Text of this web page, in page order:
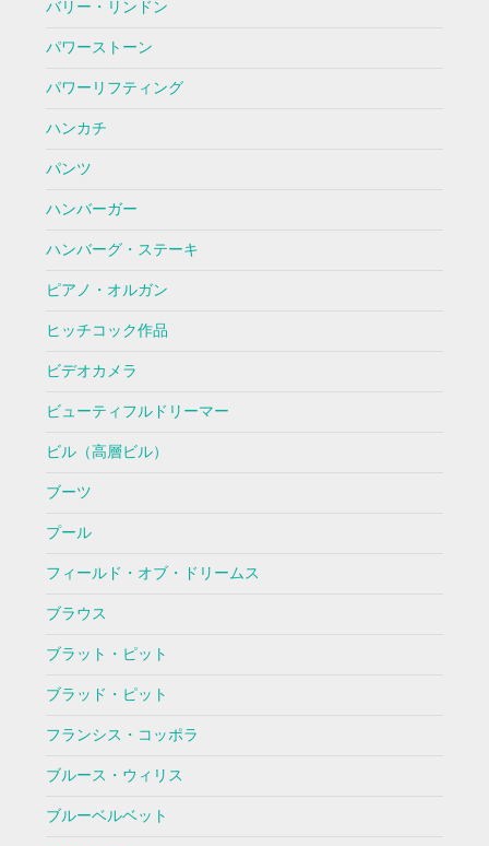
バリー・リンドン
パワーストーン
パワーリフティング
ハンカチ
パンツ
ハンバーガー
ハンバーグ・ステーキ
ピアノ・オルガン
ヒッチコック作品
ビデオカメラ
ビューティフルドリーマー
ビル（高層ビル）
ブーツ
プール
フィールド・オブ・ドリームス
ブラウス
ブラット・ピット
ブラッド・ピット
フランシス・コッポラ
ブルース・ウィリス
ブルーベルベット